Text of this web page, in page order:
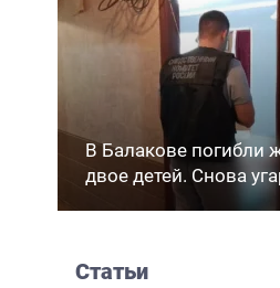
В Балакове погибли
двое детей. Снова
Статьи